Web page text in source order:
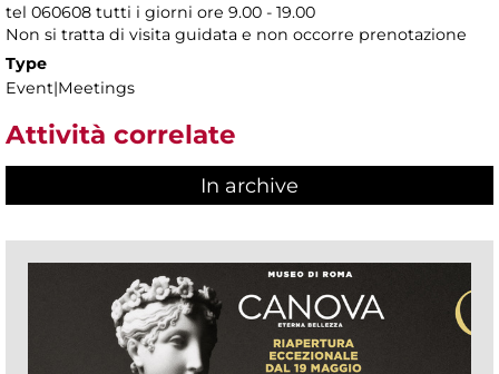
tel 060608 tutti i giorni ore 9.00 - 19.00
Non si tratta di visita guidata e non occorre prenotazione
Type
Event|Meetings
Attività correlate
In archive